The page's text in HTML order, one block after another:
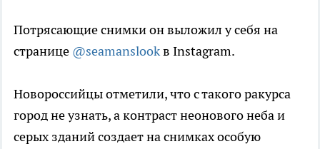
Потрясающие снимки он выложил у себя на
странице @seamanslookв Instagram.
Новороссийцы отметили, что с такого ракурса
город не узнать, а контраст неонового неба и
серых зданий создает на снимках особую